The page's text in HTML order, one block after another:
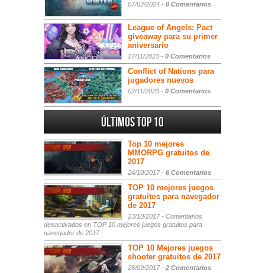
07/02/2024 - 0 Comentarios
League of Angels: Pact
giveaway para su primer
aniversario
27/11/2023 - 0 Comentarios
Conflict of Nations para
jugadores nuevos
02/11/2023 - 0 Comentarios
Últimos Top 10
Top 10 mejores
MMORPG gratuitos de
2017
24/10/2017 - 6 Comentarios
TOP 10 mejores juegos
gratuitos para navegador
de 2017
23/10/2017 - Comentarios
desactivados en TOP 10 mejores juegos gratuitos para
navegador de 2017
TOP 10 Mejores juegos
shooter gratuitos de 2017
26/09/2017 - 2 Comentarios